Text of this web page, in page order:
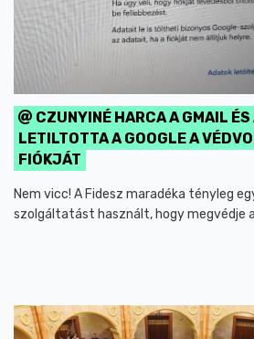
CZUNYINÉ HARCA A GMAIL
LETILTOTTA A GOOGLE A
FIÓKJÁT
Nem vicc! A Fidesz maradéka tényleg
szolgáltatást használt, hogy megvédje